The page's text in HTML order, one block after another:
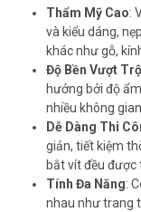
Thẩm Mỹ Cao:
và kiểu dáng,
khác như gỗ,
Độ Bền Vượt
hưởng bởi độ
nhiều không
Dễ Dàng Thi
giản, tiết kiệm
bắt vít đều được
Tính Đa Năng:
nhau như trang